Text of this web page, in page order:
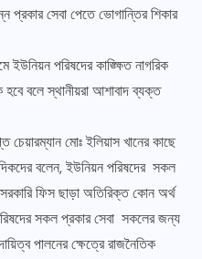
প্রকার সেবা পেতে ভোগান্তির শিকার
ইউনিয়ন পরিষদের কাঙ্ক্ষিত নাগরিক
হবে বলে স্থানীয়রা আশাবাদ ব্যক্ত
চেয়ারম্যান মোঃ ইলিয়াস খানের কাছে
বলেন, ইউনিয়ন পরিষদের সকল
সরকারি ফিস ছাড়া অতিরিক্ত কোন অর্থ
সকল প্রকার সেবা সকলের জন্য
পালনের ক্ষেত্রে রাজনৈতিক